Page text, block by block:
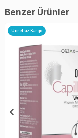
Benzer Ürünler
Ücretsiz Kargo